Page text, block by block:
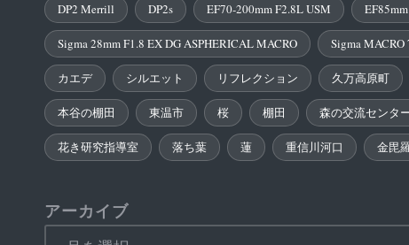
DP2 Merrill DP2s EF70-200mm F2.8L USM
Sigma 28mm F1.8 EX DG ASPHERICAL MACRO Sigma MACRO
カエデ シルエット リフレクション 久万高原町
本谷の棚田 東温市 桜 棚田 森の交流センタ
花き研究指導室 落ち葉 蓮 重信川河口 金毘
アーカイブ